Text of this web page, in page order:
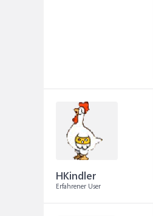
HKindler
Erfahrener User